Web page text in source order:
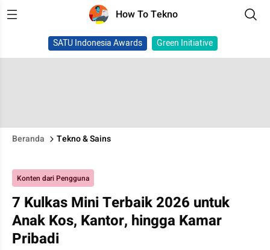
How To Tekno
SATU Indonesia Awards Green Initiative
Beranda Tekno & Sains
Konten dari Pengguna
7 Kulkas Mini Terbaik 2026 untuk
Anak Kos, Kantor, hingga Kamar
Pribadi